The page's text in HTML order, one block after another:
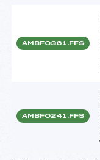
AMBF0361.FFS
AMBF0241.FFS